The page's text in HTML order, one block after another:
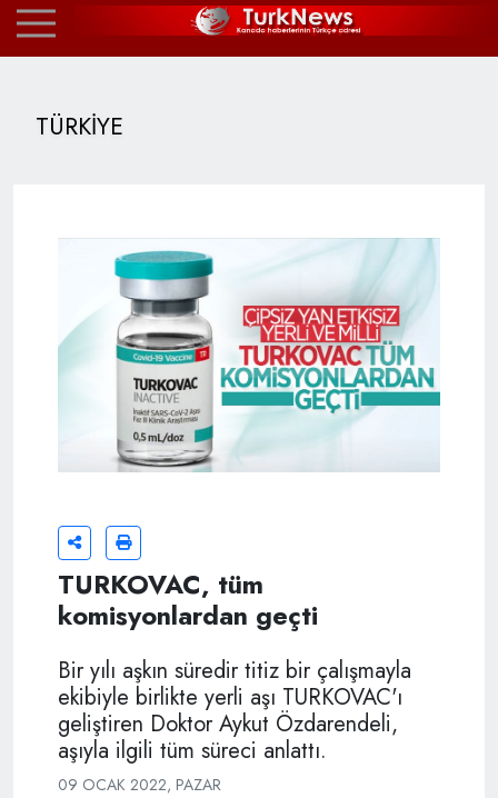
TÜRKİYE
TURKOVAC, tüm
komisyonlardan geçti
Bir yılı aşkın süredir titiz bir çalışmayla
ekibiyle birlikte yerli aşı TURKOVAC'ı
geliştiren Doktor Aykut Özdarendeli,
aşıyla ilgili tüm süreci anlattı.
09 OCAK 2022, PAZAR